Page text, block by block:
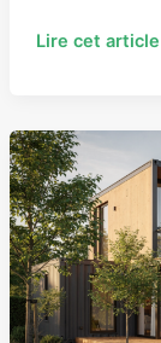
Lire cet
Quel
budget
prévoir
pour
une
maison
container